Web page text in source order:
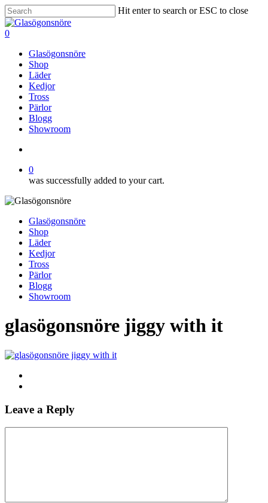
Skip
to
main
Hit enter to search or ESC to close
Close
Search
search
0
Glasögonsnöre
Shop
Läder
Kedjor
Tross
Pärlor
Blogg
Showroom
0
was successfully added to your cart.
Glasögonsnöre
Shop
Läder
Kedjor
Tross
Pärlor
Blogg
Showroom
glasögonsnöre jiggy with it
Leave a Reply